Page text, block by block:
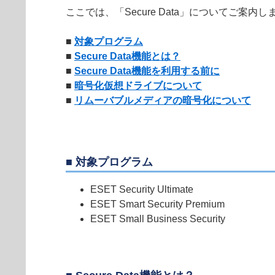
ここでは、「Secure Data」についてご案内し
■ 対象プログラム
■ Secure Data機能とは？
■ Secure Data機能を利用する前に
■ 暗号化仮想ドライブについて
■ リムーバブルメディアの暗号化について
■ 対象プログラム
ESET Security Ultimate
ESET Smart Security Premium
ESET Small Business Security